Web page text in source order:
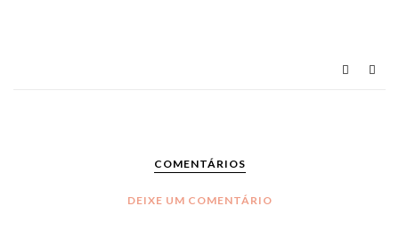
COMENTÁRIOS
DEIXE UM COMENTÁRIO